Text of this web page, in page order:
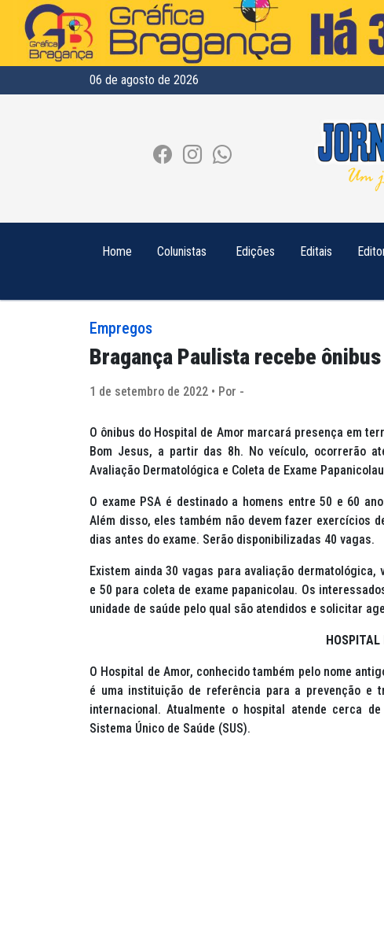
06 de agosto de 2026
Home Colunistas Edições Editais
Empregos
Bragança Paulista recebe
1 de setembro de 2022 • Por -
O ônibus do Hospital de Amor marcará presença em
Bom Jesus, a partir das 8h. No veículo, ocorrerão
Avaliação Dermatológica e Coleta de Exame
O exame PSA é destinado a homens entre 50 e 60
Além disso, eles também não devem fazer exercícios
dias antes do exame. Serão disponibilizadas 40 vagas.
Existem ainda 30 vagas para avaliação
e 50 para coleta de exame papanicolau. Os
unidade de saúde pelo qual são atendidos e solicitar
HOSPITAL
O Hospital de Amor, conhecido também pelo nome
é uma instituição de referência para a prevenção e
internacional. Atualmente o hospital atende cerca
Sistema Único de Saúde (SUS).